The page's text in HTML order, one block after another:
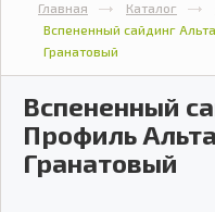
Главная Каталог
Вспененный сайдинг
Гранатовый
Вспененный
Профиль
Гранатовый